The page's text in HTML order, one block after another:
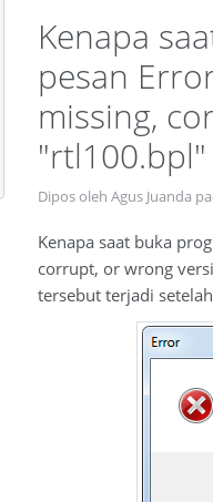
Kenapa
pesan
missing,
"rtl100.bpl"
Dipos oleh Agus Juanda
Kenapa saat buka
corrupt, or wrong
tersebut terjadi